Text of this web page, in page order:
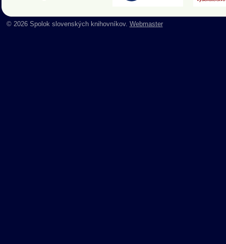
© 2026 Spolok slovenských knihovníkov. Webmaster